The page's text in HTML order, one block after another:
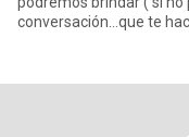
conversación...que te